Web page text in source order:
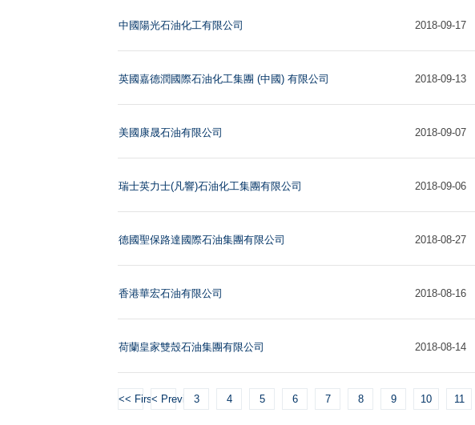
中國陽光石油化工有限公司 2018-09-17
英國嘉德潤國際石油化工集團 (中國) 有限公司 2018-09-13
美國康晟石油有限公司 2018-09-07
瑞士英力士(凡響)石油化工集團有限公司 2018-09-06
德國聖保路達國際石油集團有限公司 2018-08-27
香港華宏石油有限公司 2018-08-16
荷蘭皇家雙殼石油集團有限公司 2018-08-14
<< First< Previous
3 4 5 6 7 8 9 10 11